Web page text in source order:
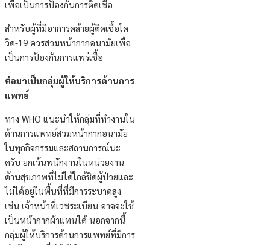
เพื่อเป็นการป้องกันการติดเชื้อ
สำหรับผู้ที่มีอาการคล้ายผู้ติดเชื้อโค
วิด-19 ควรสวมหน้ากากอนามัยเพื่อ
เป็นการป้องกันการแพร่เชื้อ
ต่อมาเป็นกลุ่มผู้ให้บริการด้านการ
แพทย์
ทาง WHO แนะนำให้กลุ่มที่ทำงานใน
ด้านการแพทย์สวมหน้ากากอนามัย
ในทุกกิจกรรมและสถานการณ์นะ
ครับ ยกเว้นพนักงานในหน่วยงาน
ด้านสุขภาพที่ไม่ได้ใกล้ชิดผู้ป่วยและ
ไม่ได้อยู่ในพื้นที่ที่มีการระบาดสูง
เช่น เจ้าหน้าที่เวชระเบียน อาจจะใช้
เป็นหน้ากากผ้าแทนได้ นอกจากนี้
กลุ่มผู้ให้บริการด้านการแพทย์ที่มีการ